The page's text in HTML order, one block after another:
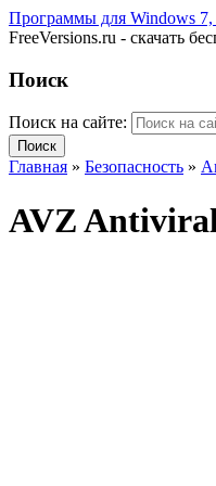
Программы для Windows 7,
FreeVersions.ru - скачать
Поиск
Поиск на сайте:
Главная » Безопасность »
AVZ